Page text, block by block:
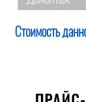
Стоимость